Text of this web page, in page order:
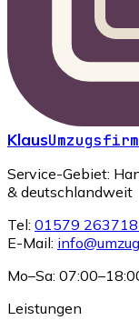
Klaus
Service-Gebiet:
& deutschlandweit
Tel: 01579
E-Mail:
Mo–Sa:
Leistungen